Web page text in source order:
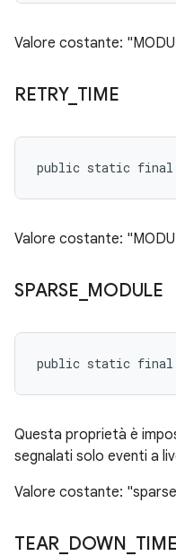
Valore costante:
RETRY_ TIME
public static final
Valore costante:
SPARSE MODULE
public static final
Questa proprietà è
segnalati solo eventi a
Valore costante:
TEAR DOWN TIME